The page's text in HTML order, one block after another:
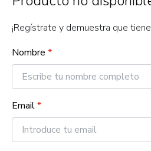
¡Regístrate y demuestra que
Nombre *
Email*